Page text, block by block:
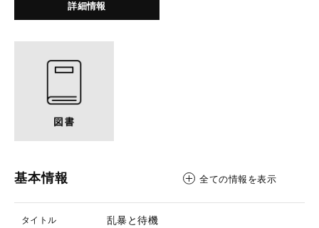
詳細情報
基本情報 全ての情報を表示
タイトル 乱暴と待機